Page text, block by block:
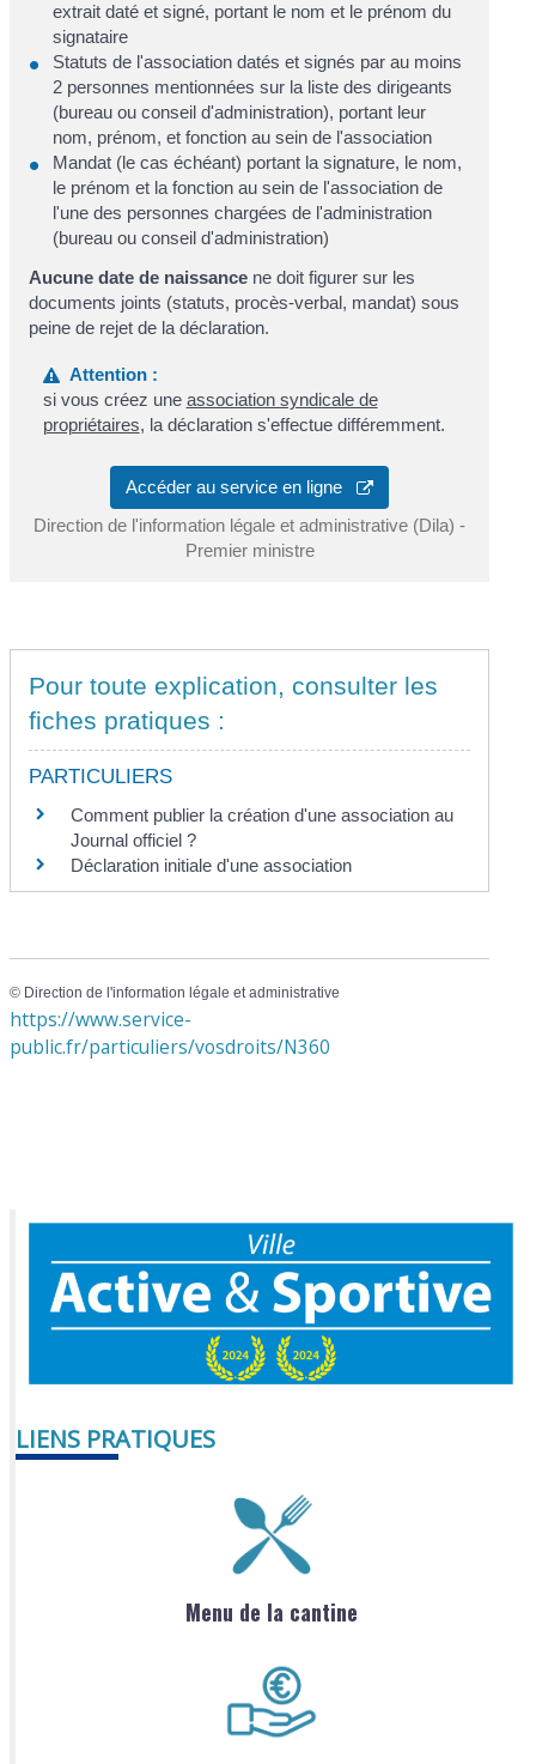
extrait daté et signé, portant le nom et le prénom du
signataire
Statuts de l'association datés et signés par au moins
2 personnes mentionnées sur la liste des dirigeants
(bureau ou conseil d'administration), portant leur
nom, prénom, et fonction au sein de l'association
Mandat (le cas échéant) portant la signature, le nom,
le prénom et la fonction au sein de l'association de
l'une des personnes chargées de l'administration
(bureau ou conseil d'administration)
Aucune date de naissance ne doit figurer sur les
documents joints (statuts, procès-verbal, mandat) sous
peine de rejet de la déclaration.
Attention :
si vous créez une association syndicale de
propriétaires, la déclaration s'effectue différemment.
Accéder au service en ligne
Direction de l'information légale et administrative (Dila) -
Premier ministre
Pour toute explication, consulter les
fiches pratiques :
PARTICULIERS
Comment publier la création d'une association au
Journal officiel ?
Déclaration initiale d'une association
© Direction de l'information légale et administrative
https://www.service-
public.fr/particuliers/vosdroits/N360
LIENS PRATIQUES
Menu de la cantine